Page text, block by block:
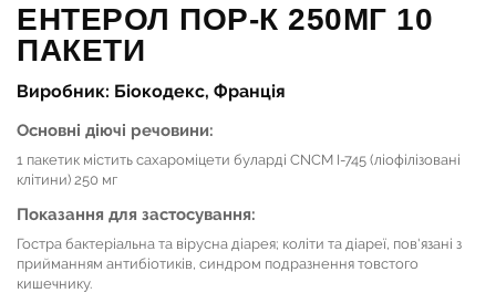
ЕНТЕРОЛ ПОР-К 250МГ 10
ПАКЕТИ
Виробник: Біокодекс, Франція
Основні діючі речовини:
1 пакетик містить сахароміцети буларді CNCM I-745 (ліофілізовані
клітини) 250 мг
Показання для застосування:
Гостра бактеріальна та вірусна діарея; коліти та діареї, пов'язані з
прийманням антибіотиків, синдром подразнення товстого
кишечнику.